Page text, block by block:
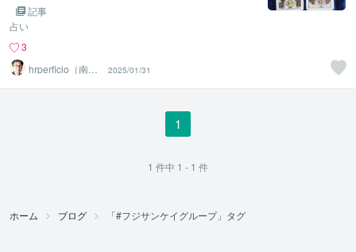
記事
占い
3
hrperficio（南仙
台の父）
2025/01/31
1
1 件中 1 - 1 件
ホーム ブログ 「#フジサンケイグループ」タグ